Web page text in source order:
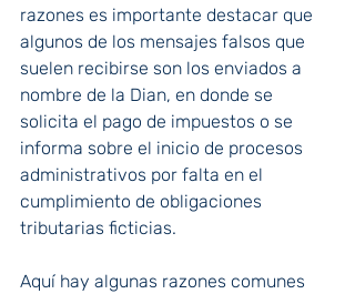
razones es importante destacar que
algunos de los mensajes falsos que
suelen recibirse son los enviados a
nombre de la Dian, en donde se
solicita el pago de impuestos o se
informa sobre el inicio de procesos
administrativos por falta en el
cumplimiento de obligaciones
tributarias ficticias.
Aquí hay algunas razones comunes